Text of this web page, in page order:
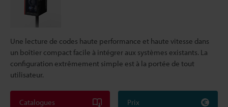
Une lecture de codes haute performance et haute vitesse dans
un boîtier compact facile à intégrer aux systèmes existants. La
configuration extrêmement simple est à la portée de tout
utilisateur.
Catalogues Prix